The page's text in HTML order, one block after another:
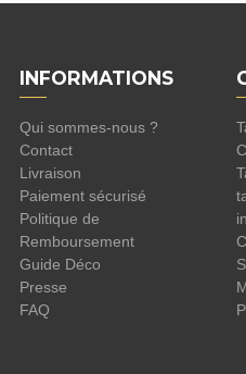
INFORMATIONS
Qui sommes-nous ?
Contact
Livraison
Paiement sécurisé
Politique de
Remboursement
Guide Déco
Presse
FAQ